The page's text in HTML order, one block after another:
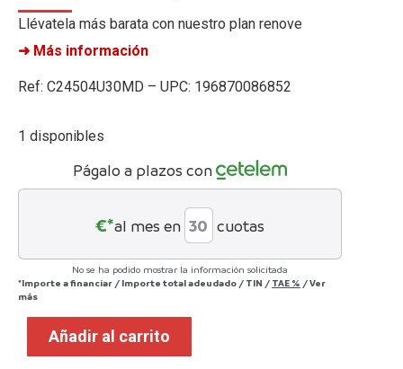
Llévatela más barata con nuestro plan renove
➜ Más información
Ref: C24504U30MD – UPC: 196870086852
1 disponibles
Págalo a plazos con
€*al mes en cuotas
No se ha podido mostrar la información solicitada
*Importe a financiar / Importe total adeudado / TIN / TAE % /Ver
más
Añadir al carrito